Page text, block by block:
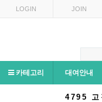
LOGIN JOIN
카테고리 대여안내
4795 고